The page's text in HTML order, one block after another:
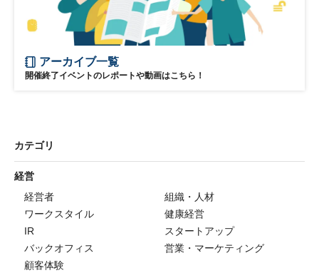
アーカイブ一覧
開催終了イベントのレポートや動画はこちら！
カテゴリ
経営
経営者
組織・人材
ワークスタイル
健康経営
IR
スタートアップ
バックオフィス
営業・マーケティング
顧客体験